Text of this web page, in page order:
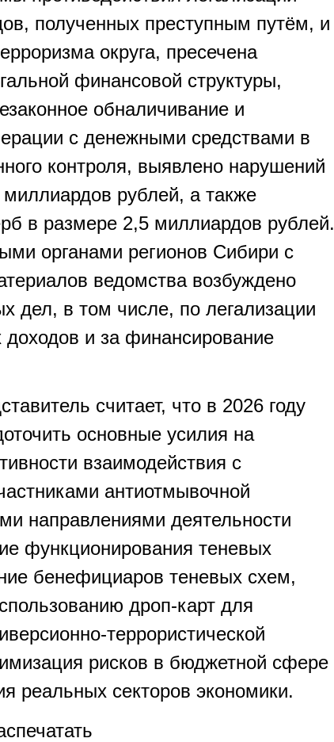
полученных преступным путём, и
округа, пресечена
финансовой структуры,
обналичивание и
с денежными средствами в
контроля, выявлено нарушений
рублей, а также
в размере 2,5 миллиардов рублей.
органами регионов Сибири с
ведомства возбуждено
дел, в том числе, по легализации
и за финансирование
считает, что в 2026 году
основные усилия на
взаимодействия с
антиотмывочной
направлениями деятельности
функционирования теневых
бенефициаров теневых схем,
дроп-карт для
террористической
рисков в бюджетной сфере
реальных секторов экономики.